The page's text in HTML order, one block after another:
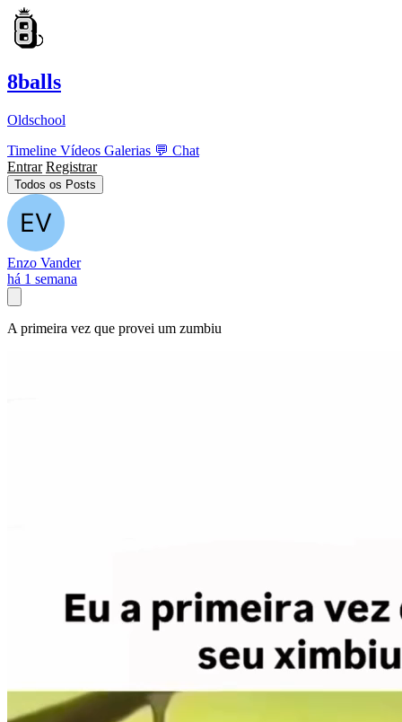
8balls
Oldschool
Timeline Vídeos Galerias 💬 Chat
Entrar Registrar
Todos os Posts
Enzo Vander
há 1 semana
A primeira vez que provei um zumbiu